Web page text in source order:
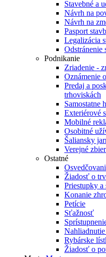
Stavebné a
Návrh na
Návrh na
Pasport
Legalizácia
Odstránenie
Podnikanie
Zriadenie -
Oznámenie
Predaj a
trhoviskách
Samostatne
Exteriérové
Mobilné
Osobitné
Šaliansky
Verejné
Ostatné
Žiadosť o
Priestupky
Konanie
Petície
Sťažnosť
Rybárske
Žiadosť o